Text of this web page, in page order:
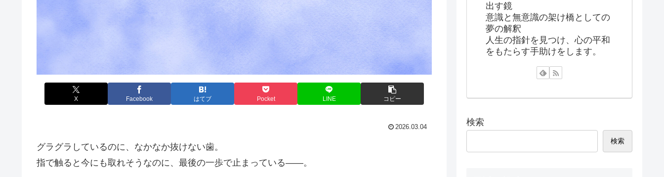
X Facebook はてブ Pocket LINE コピー
2026.03.04
グラグラしているのに、なかなか抜けない歯。
指で触ると今にも取れそうなのに、最後の一歩で止まっている――。
出す鏡
意識と無意識の架け橋としての
夢の解釈
人生の指針を見つけ、心の平和
をもたらす手助けをします。
検索
検索